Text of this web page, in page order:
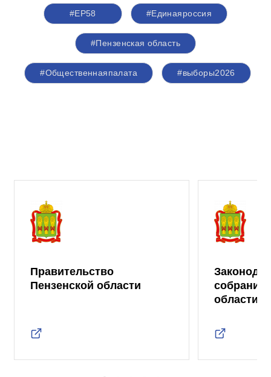
#ЕР58 #Единаяроссия
#Пензенская область
#Общественнаяпалата #выборы2026
Правительство
Пензенской области
собрание
области